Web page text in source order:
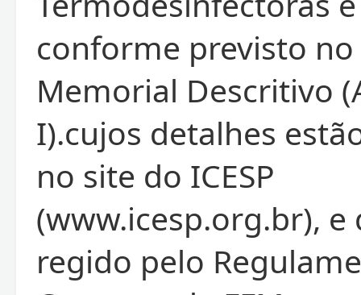
conforme previsto no
Memorial Descritivo
I).cujos detalhes
no site do ICESP
(www.icesp.org.br), e
regido pelo